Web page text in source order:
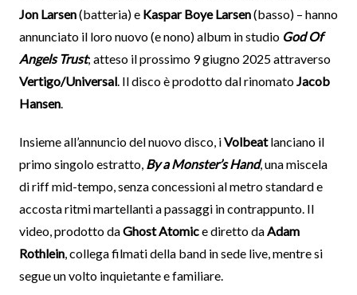
Jon Larsen(batteria) e Kaspar Boye Larsen(basso) – hanno
annunciato il loro nuovo (e nono) album in studio God Of
Angels Trust; atteso il prossimo 9 giugno 2025 attraverso
Vertigo/Universal. Il disco è prodotto dal rinomato Jacob
Hansen.
Insieme all’annuncio del nuovo disco, iVolbeatlanciano il
primo singolo estratto, By a Monster’s Hand, una miscela
di riff mid-tempo, senza concessioni al metro standard e
accosta ritmi martellanti a passaggi in contrappunto. Il
video, prodotto daGhost Atomice diretto da Adam
Rothlein, collega filmati della band in sede live, mentre si
segue un volto inquietante e familiare.